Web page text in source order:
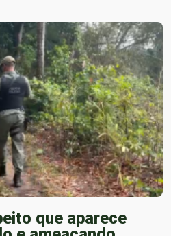
que aparece